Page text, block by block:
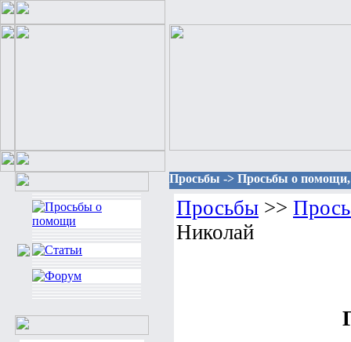
Просьбы -> Просьбы о
Просьбы >>
Николай